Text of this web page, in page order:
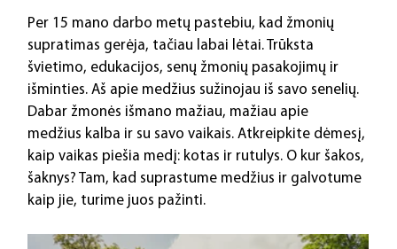
Per 15 mano darbo metų pastebiu, kad žmonių
supratimas gerėja, tačiau labai lėtai. Trūksta
švietimo, edukacijos, senų žmonių pasakojimų ir
išminties. Aš apie medžius sužinojau iš savo senelių.
Dabar žmonės išmano mažiau, mažiau apie
medžius kalba ir su savo vaikais. Atkreipkite dėmesį,
kaip vaikas piešia medį: kotas ir rutulys. O kur šakos,
šaknys? Tam, kad suprastume medžius ir galvotume
kaip jie, turime juos pažinti.